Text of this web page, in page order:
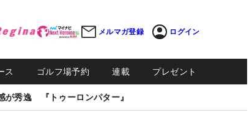
メルマガ登録 ログイン
ス ゴルフ場予約 連載 プレゼント
が秀逸 『トゥーロンパター』